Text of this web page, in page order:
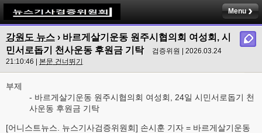
Menu
강원도 뉴스 › 바르게살기운동 원주시협의회 여성회, 시
민서로돕기 천사운동 후원금 기탁
검증위원 | 2026.03.24
21:10:46 | 본문 건너뛰기
부제
- 바르게살기운동 원주시협의회 여성회, 24일 시민서로돕기 천
사운동 후원금 기탁
[어니스트뉴스. 뉴스기사검증위원회] 손시훈 기자 = 바르게살기운동